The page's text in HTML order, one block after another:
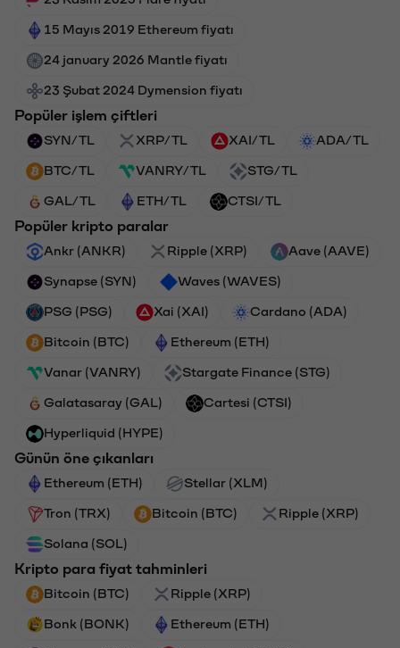
15 Mayıs 2019 Ethereum fiyatı
24 january 2026 Mantle fiyatı
23 Şubat 2024 Dymension fiyatı
Popüler işlem çiftleri
SYN/TL XRP/TL XAI/TL ADA/TL
BTC/TL VANRY/TL STG/TL
GAL/TL ETH/TL CTSI/TL
Popüler kripto paralar
Ankr (ANKR) Ripple (XRP) Aave (AAVE)
Synapse (SYN) Waves (WAVES)
PSG (PSG) Xai (XAI) Cardano (ADA)
Bitcoin (BTC) Ethereum (ETH)
Vanar (VANRY) Stargate Finance (STG)
Galatasaray (GAL) Cartesi (CTSI)
Hyperliquid (HYPE)
Günün öne çıkanları
Ethereum (ETH) Stellar (XLM)
Tron (TRX) Bitcoin (BTC) Ripple (XRP)
Solana (SOL)
Kripto para fiyat tahminleri
Bitcoin (BTC) Ripple (XRP)
Bonk (BONK) Ethereum (ETH)